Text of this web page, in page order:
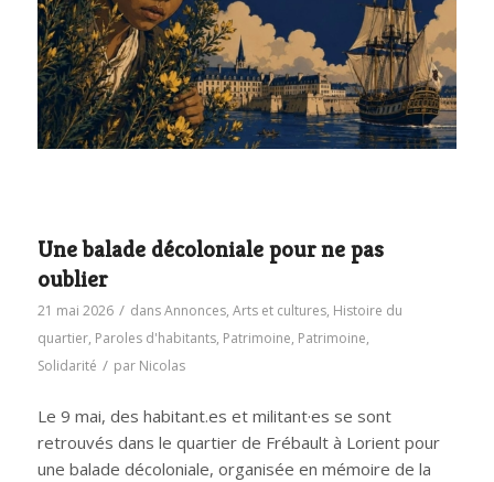
Une balade décoloniale pour ne pas
oublier
21 mai 2026 / dansAnnonces, Arts et cultures, Histoire du
quartier, Paroles d'habitants, Patrimoine, Patrimoine,
Solidarité / par Nicolas
Le 9 mai, des habitant.es et militant·es se sont
retrouvés dans le quartier de Frébault à Lorient pour
une balade décoloniale, organisée en mémoire de la